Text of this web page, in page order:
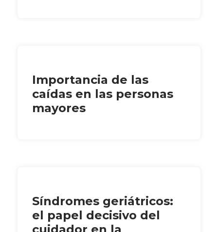
Importancia de las
caídas en las personas
mayores
Síndromes geriátricos:
el papel decisivo del